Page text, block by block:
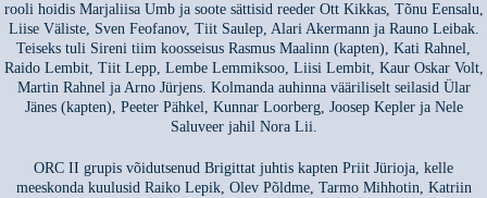
rooli hoidis Marjaliisa Umb ja soote sättisid reeder Ott Kikkas, Tõnu Eensalu,
Liise Väliste, Sven Feofanov, Tiit Saulep, Alari Akermann ja Rauno Leibak.
Teiseks tuli Sireni tiim koosseisus Rasmus Maalinn (kapten), Kati Rahnel,
Raido Lembit, Tiit Lepp, Lembe Lemmiksoo, Liisi Lembit, Kaur Oskar Volt,
Martin Rahnel ja Arno Jürjens. Kolmanda auhinna vääriliselt seilasid Ülar
Jänes (kapten), Peeter Pähkel, Kunnar Loorberg, Joosep Kepler ja Nele
Saluveer jahil Nora Lii.
ORC II grupis võidutsenud Brigittat juhtis kapten Priit Jürioja, kelle
meeskonda kuulusid Raiko Lepik, Olev Põldme, Tarmo Mihhotin, Katriin